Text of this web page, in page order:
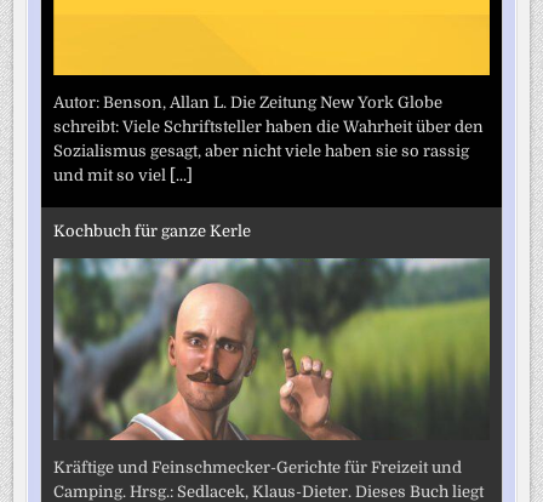
Autor: Benson, Allan L. Die Zeitung New York Globe
schreibt: Viele Schriftsteller haben die Wahrheit über den
Sozialismus gesagt, aber nicht viele haben sie so rassig
und mit so viel [...]
Kochbuch für ganze Kerle
Kräftige und Feinschmecker-Gerichte für Freizeit und
Camping. Hrsg.: Sedlacek, Klaus-Dieter. Dieses Buch liegt